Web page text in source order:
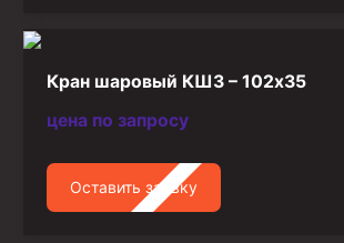
Элементы линии обвязки
Кран шаровый КШЗ – 102х35
цена по запросу
Оставить заявку